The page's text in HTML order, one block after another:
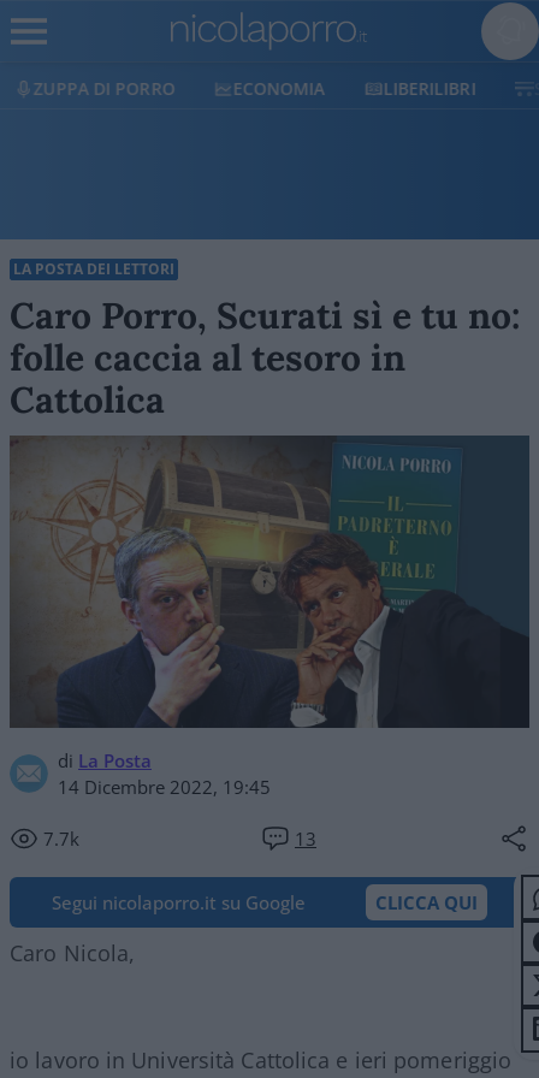
ECONOMIA LIBERILIBRI SHOP SOSTIENICI
LA POSTA DEI LETTORI
Caro Porro, Scurati sì e tu no:
folle caccia al tesoro in
Cattolica
di La Posta
14 Dicembre 2022, 19:45
7.7k 13
Segui nicolaporro.it su Google CLICCA QUI
Caro Nicola,
io lavoro in Università Cattolica e ieri pomeriggio